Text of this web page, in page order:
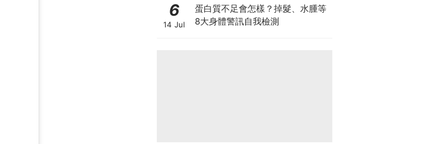
6
14 Jul
蛋白質不足會怎樣？掉髮、水腫等
8大身體警訊自我檢測